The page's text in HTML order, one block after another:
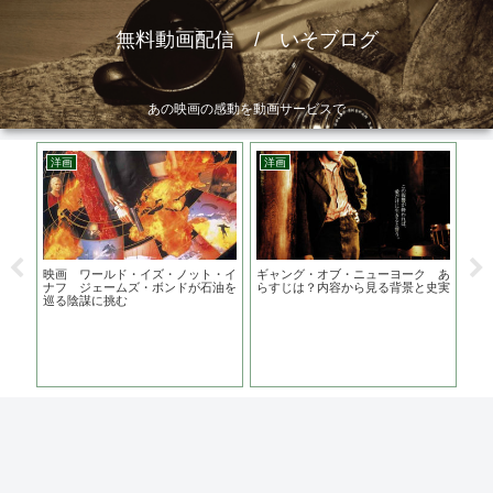
無料動画配信 / いそブログ
あの映画の感動を動画サービスで
作
洋画
映画 ワールド・イズ・ノット・イ
ナフ ジェームズ・ボンドが石油を
巡る陰謀に挑む
洋画
ギャング・オブ・ニューヨーク あ
らすじは？内容から見る背景と史実
野